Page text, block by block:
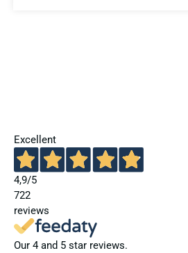
Excellent
4,9/5
722
reviews
Our 4 and 5 star reviews.